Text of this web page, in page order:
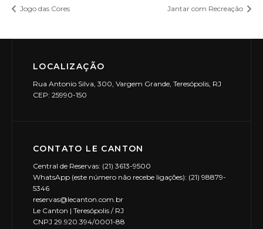
Jogo das Cores Jantar com Recreação
LOCALIZAÇÃO
Rua Antonio Silva, 300, Vargem Grande, Teresópolis, RJ
CEP: 25990-150
CONTATO LE CANTON
Central de Reservas: (21) 3613-9500
WhatsApp (este número não recebe ligações): (21) 98879-
5346
reservas@lecanton.com.br
Le Canton | Teresópolis / RJ
CNPJ 29.920.394/0001-88